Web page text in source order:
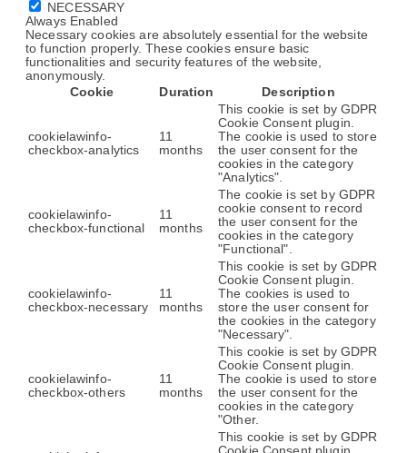
NECESSARY
Always Enabled
Necessary cookies are absolutely essential for the website
to function properly. These cookies ensure basic
functionalities and security features of the website,
anonymously.
Cookie
Duration Description
cookielawinfo-
checkbox-analytics
11
months
This cookie is set by GDPR
Cookie Consent plugin.
The cookie is used to store
the user consent for the
cookies in the category
"Analytics".
cookielawinfo-
checkbox-functional
11
months
The cookie is set by GDPR
cookie consent to record
the user consent for the
cookies in the category
"Functional".
cookielawinfo-
checkbox-necessary
11
months
This cookie is set by GDPR
Cookie Consent plugin.
The cookies is used to
store the user consent for
the cookies in the category
"Necessary".
cookielawinfo-
checkbox-others
11
months
This cookie is set by GDPR
Cookie Consent plugin.
The cookie is used to store
the user consent for the
cookies in the category
"Other.
This cookie is set by GDPR